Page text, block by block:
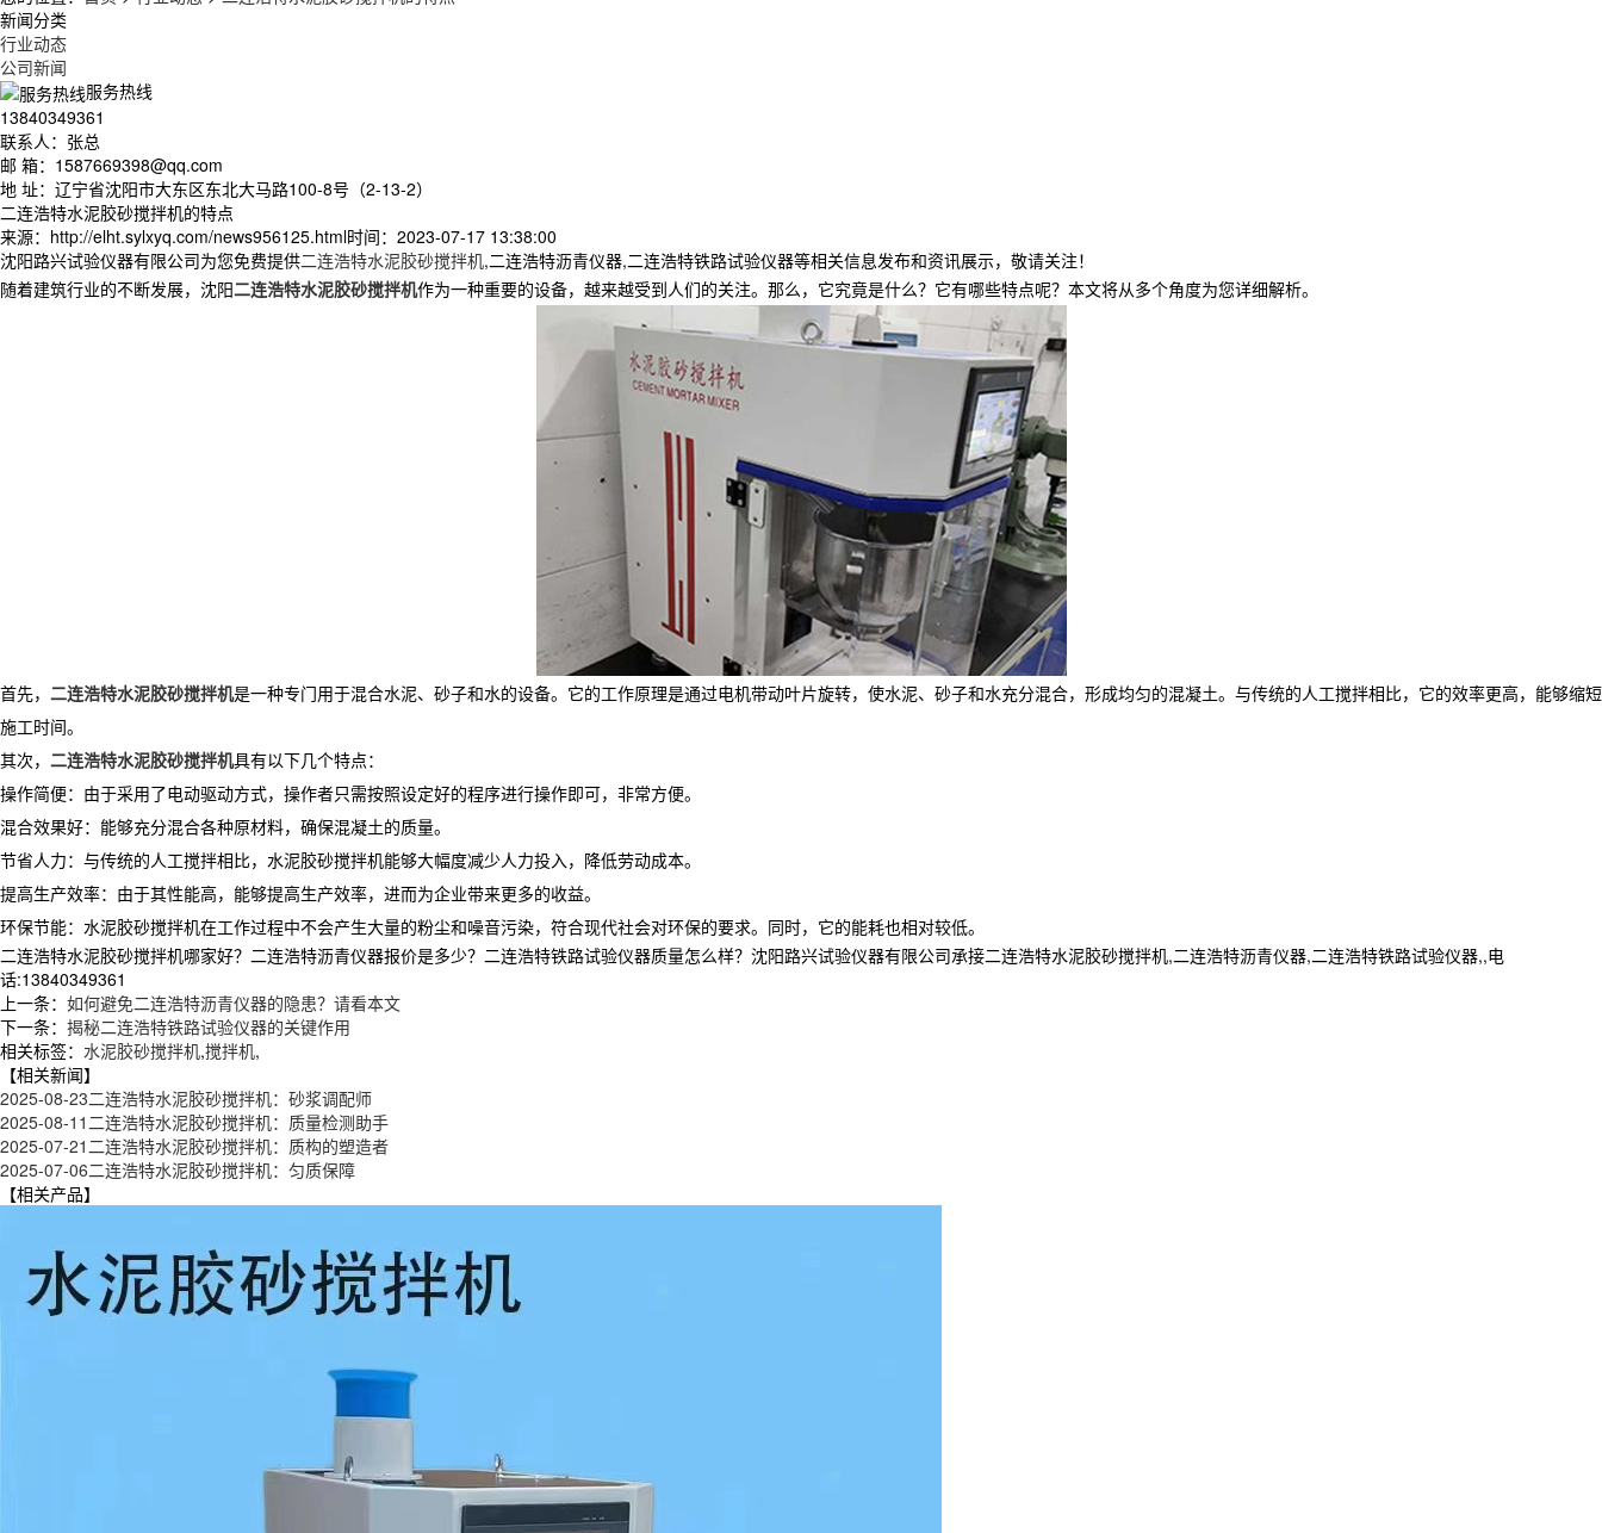
新闻分类
行业动态
公司新闻
服务热线
13840349361
联系人：张总
邮 箱：1587669398@qq.com
地 址：辽宁省沈阳市大东区东北大马路100-8号（2-13-2）
二连浩特水泥胶砂搅拌机的特点
来源：http://elht.sylxyq.com/news956125.html时间：2023-07-17 13:38:00
沈阳路兴试验仪器有限公司为您免费提供二连浩特水泥胶砂搅拌机,二连浩特沥青仪器,二连浩特铁路试验仪器等相关信息发布和资讯展示，敬请关注！
随着建筑行业的不断发展，沈阳二连浩特水泥胶砂搅拌机作为一种重要的设备，越来越受到人们的关注。那么，它究竟是什么？它有哪些特点呢？本文将从多个角度为您详细解析。
首先， 二连浩特水泥胶砂搅拌机是一种专门用于混合水泥、砂子和水的设备。它的工作原理是通过电机带动叶片旋转，使水泥、砂子和水充分混合，形成均匀的混凝土。与传统的人工搅拌相比，它的效率更高，能够缩短
施工时间。
其次， 二连浩特水泥胶砂搅拌机具有以下几个特点：
操作简便：由于采用了电动驱动方式，操作者只需按照设定好的程序进行操作即可，非常方便。
混合效果好：能够充分混合各种原材料，确保混凝土的质量。
节省人力：与传统的人工搅拌相比，水泥胶砂搅拌机能够大幅度减少人力投入，降低劳动成本。
提高生产效率：由于其性能高，能够提高生产效率，进而为企业带来更多的收益。
环保节能：水泥胶砂搅拌机在工作过程中不会产生大量的粉尘和噪音污染，符合现代社会对环保的要求。同时，它的能耗也相对较低。
二连浩特水泥胶砂搅拌机哪家好？二连浩特沥青仪器报价是多少？二连浩特铁路试验仪器质量怎么样？沈阳路兴试验仪器有限公司承接二连浩特水泥胶砂搅拌机,二连浩特沥青仪器,二连浩特铁路试验仪器,,电
话:13840349361
上一条： 如何避免二连浩特沥青仪器的隐患？请看本文
下一条： 揭秘二连浩特铁路试验仪器的关键作用
相关标签： 水泥胶砂搅拌机,搅拌机,
【相关新闻】
2025-08-23二连浩特水泥胶砂搅拌机：砂浆调配师
2025-08-11二连浩特水泥胶砂搅拌机：质量检测助手
2025-07-21二连浩特水泥胶砂搅拌机：质构的塑造者
2025-07-06二连浩特水泥胶砂搅拌机：匀质保障
【相关产品】